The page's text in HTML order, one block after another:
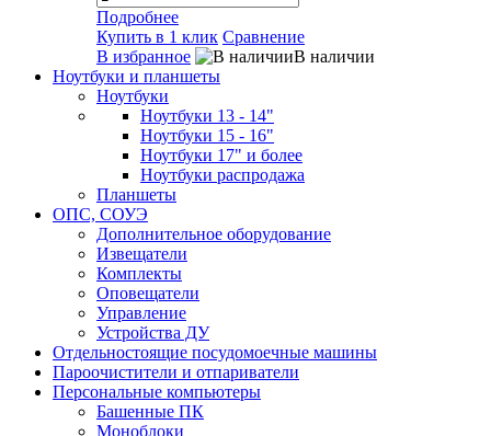
Подробнее
Купить в 1 клик Сравнение
В избранное
В наличии
Ноутбуки и планшеты
Ноутбуки
Ноутбуки 13 - 14"
Ноутбуки 15 - 16"
Ноутбуки 17" и более
Ноутбуки распродажа
Планшеты
ОПС, СОУЭ
Дополнительное оборудование
Извещатели
Комплекты
Оповещатели
Управление
Устройства ДУ
Отдельностоящие посудомоечные машины
Пароочистители и отпариватели
Персональные компьютеры
Башенные ПК
Моноблоки